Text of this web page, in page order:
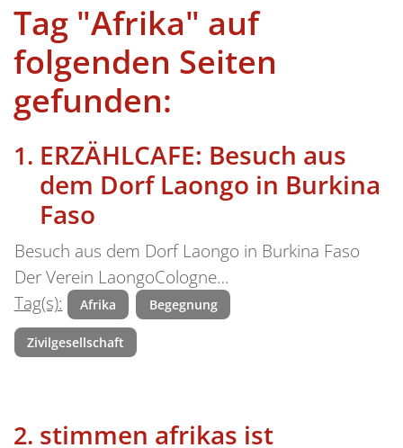
Tag "Afrika" auf
folgenden Seiten
gefunden:
ERZÄHLCAFE: Besuch aus
dem Dorf Laongo in Burkina
Faso
Besuch aus dem Dorf Laongo in Burkina Faso
Der Verein LaongoCologne…
Tag(s):
Afrika Begegnung
Zivilgesellschaft
stimmen afrikas ist